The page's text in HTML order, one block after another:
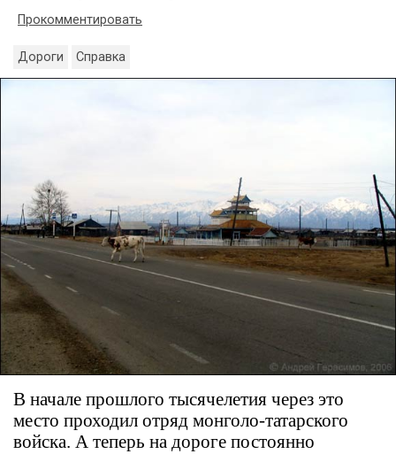
Прокомментировать
Дороги Справка
В начале прошлого тысячелетия через это
место проходил отряд монголо-татарского
войска. А теперь на дороге постоянно